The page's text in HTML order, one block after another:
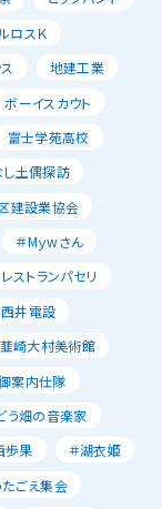
ロスＫ
地建工業
ボーイスカウト
富士学苑高校
し土偶探訪
建設業協会
＃Mｙwさん
ストランパセリ
西井電設
崎大村美術館
案内仕隊
う畑の音楽家
歩果
＃湖衣姫
ごえ集会